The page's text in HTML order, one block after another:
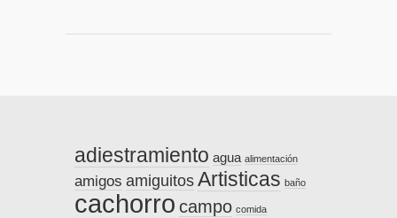
adiestramiento agua alimentación
amigos amiguitos Artisticas baño
cachorro campo comida